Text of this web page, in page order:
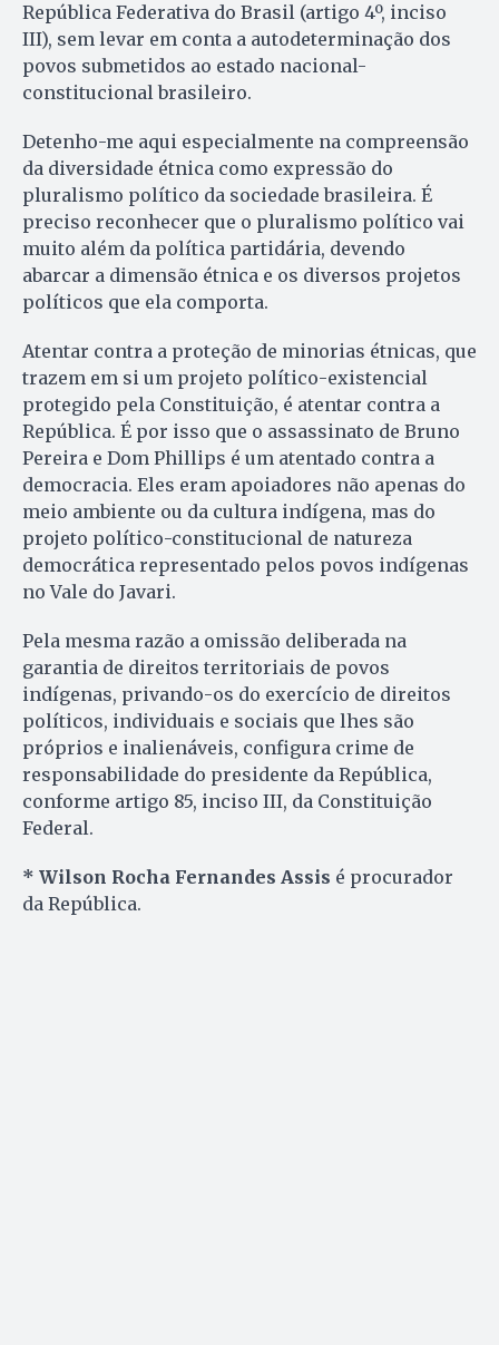
República Federativa do Brasil (artigo 4º, inciso
III), sem levar em conta a autodeterminação dos
povos submetidos ao estado nacional-
constitucional brasileiro.
Detenho-me aqui especialmente na compreensão
da diversidade étnica como expressão do
pluralismo político da sociedade brasileira. É
preciso reconhecer que o pluralismo político vai
muito além da política partidária, devendo
abarcar a dimensão étnica e os diversos projetos
políticos que ela comporta.
Atentar contra a proteção de minorias étnicas, que
trazem em si um projeto político-existencial
protegido pela Constituição, é atentar contra a
República. É por isso que o assassinato de Bruno
Pereira e Dom Phillips é um atentado contra a
democracia. Eles eram apoiadores não apenas do
meio ambiente ou da cultura indígena, mas do
projeto político-constitucional de natureza
democrática representado pelos povos indígenas
no Vale do Javari.
Pela mesma razão a omissão deliberada na
garantia de direitos territoriais de povos
indígenas, privando-os do exercício de direitos
políticos, individuais e sociais que lhes são
próprios e inalienáveis, configura crime de
responsabilidade do presidente da República,
conforme artigo 85, inciso III, da Constituição
Federal.
* Wilson Rocha Fernandes Assis é procurador
da República.